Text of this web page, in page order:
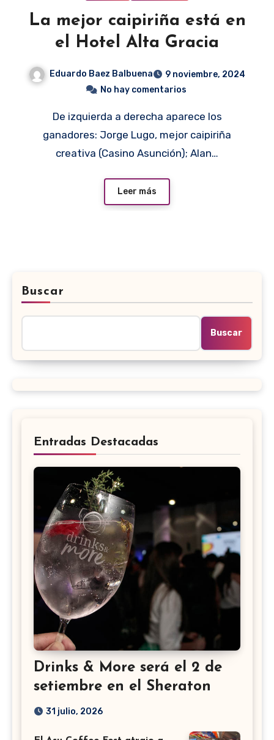
La mejor caipiriña está en
el Hotel Alta Gracia
Eduardo Baez Balbuena
9 noviembre, 2024
No hay comentarios
De izquierda a derecha aparece los
ganadores: Jorge Lugo, mejor caipiriña
creativa (Casino Asunción); Alan…
Leer más
Buscar
Buscar
Entradas Destacadas
Drinks & More será el 2 de
setiembre en el Sheraton
31 julio, 2026